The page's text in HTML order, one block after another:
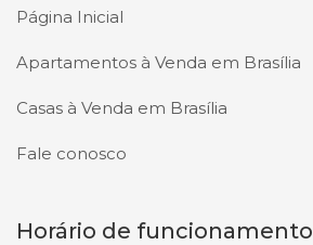
Página Inicial
Apartamentos à Venda em Brasília
Casas à Venda em Brasília
Fale conosco
Horário de funcionamento